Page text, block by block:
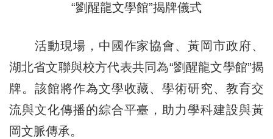
“劉醒龍文學館”揭牌儀式
活動現場，中國作家協會、黃岡市政府、
湖北省文聯與校方代表共同為“劉醒龍文學館”揭
牌。該館將作為文學收藏、學術研究、教育交
流與文化傳播的綜合平臺，助力學科建設與黃
岡文脈傳承。